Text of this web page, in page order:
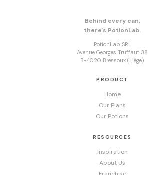
Behind every can,
there's PotionLab.
PotionLab SRL
Avenue Georges Truffaut 38
B-4020 Bressoux (Liège)
PRODUCT
Home
Our Plans
Our Potions
RESOURCES
Inspiration
About Us